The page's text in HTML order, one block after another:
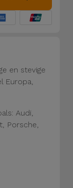
en stevige
Europa,
Audi,
Porsche,